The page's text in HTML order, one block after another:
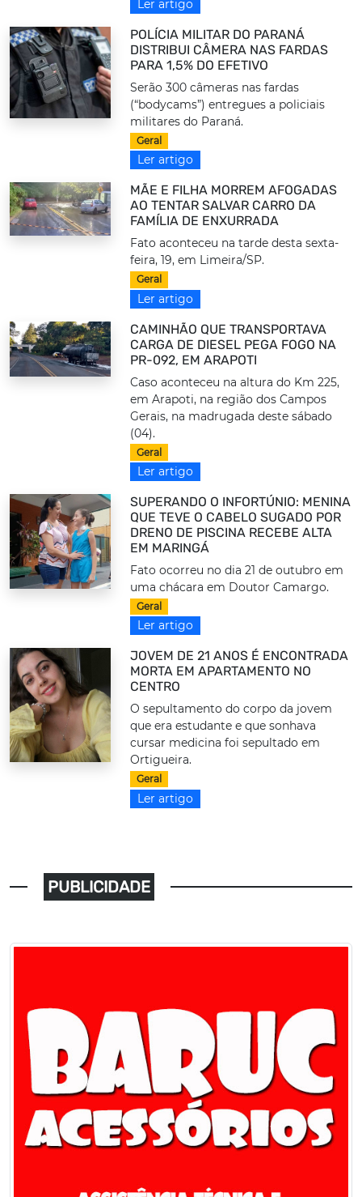
Ler artigo
POLÍCIA MILITAR DO PARANÁ
DISTRIBUI CÂMERA NAS FARDAS
PARA 1,5% DO EFETIVO
Serão 300 câmeras nas fardas
(“bodycams”) entregues a policiais
militares do Paraná.
Geral
Ler artigo
MÃE E FILHA MORREM AFOGADAS
AO TENTAR SALVAR CARRO DA
FAMÍLIA DE ENXURRADA
Fato aconteceu na tarde desta sexta-
feira, 19, em Limeira/SP.
Geral
Ler artigo
CAMINHÃO QUE TRANSPORTAVA
CARGA DE DIESEL PEGA FOGO NA
PR-092, EM ARAPOTI
Caso aconteceu na altura do Km 225,
em Arapoti, na região dos Campos
Gerais, na madrugada deste sábado
(04).
Geral
Ler artigo
SUPERANDO O INFORTÚNIO: MENINA
QUE TEVE O CABELO SUGADO POR
DRENO DE PISCINA RECEBE ALTA
EM MARINGÁ
Fato ocorreu no dia 21 de outubro em
uma chácara em Doutor Camargo.
Geral
Ler artigo
JOVEM DE 21 ANOS É ENCONTRADA
MORTA EM APARTAMENTO NO
CENTRO
O sepultamento do corpo da jovem
que era estudante e que sonhava
cursar medicina foi sepultado em
Ortigueira.
Geral
Ler artigo
PUBLICIDADE